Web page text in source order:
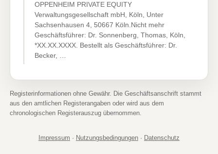
OPPENHEIM PRIVATE EQUITY
Verwaltungsgesellschaft mbH, Köln, Unter
Sachsenhausen 4, 50667 Köln.Nicht mehr
Geschäftsführer: Dr. Sonnenberg, Thomas, Köln,
*XX.XX.XXXX. Bestellt als Geschäftsführer: Dr.
Becker, …
Registerinformationen ohne Gewähr. Die Geschäftsanschrift stammt
aus den amtlichen Registerangaben oder wird aus dem
chronologischen Registerauszug übernommen.
Impressum · Nutzungsbedingungen · Datenschutz